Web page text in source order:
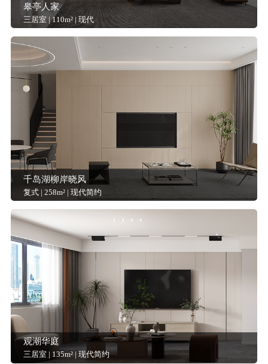
皋亭人家
三居室 | 110m² | 现代
千岛湖柳岸晓风
复式 | 258m² | 现代简约
观潮华庭
三居室 | 135m² | 现代简约